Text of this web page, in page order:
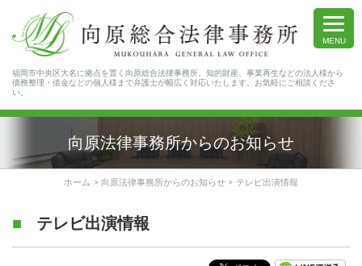
福岡市中央区大名に拠点を置く向原総合法律事務所。知的財産、事業再生などの法人様から
債務整理・借金などの個人様まで弁護士が幅広く対応いたします。お気軽にご相談くださ
い。
MENU
向原法律事務所からのお知らせ
ホーム 向原法律事務所からのお知らせ テレビ出演情報
テレビ出演情報